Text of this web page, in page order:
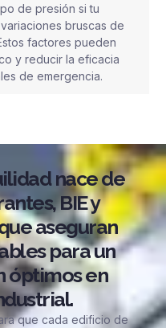
de presión si tu
bruscas de
factores pueden
y reducir la eficacia
de emergencia.
nace de
BIE y
aseguran
para un
óptimos en
que cada edificio de